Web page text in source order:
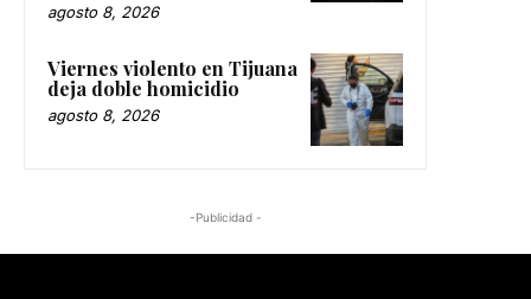
agosto 8, 2026
Viernes violento en Tijuana
deja doble homicidio
agosto 8, 2026
-Publicidad -